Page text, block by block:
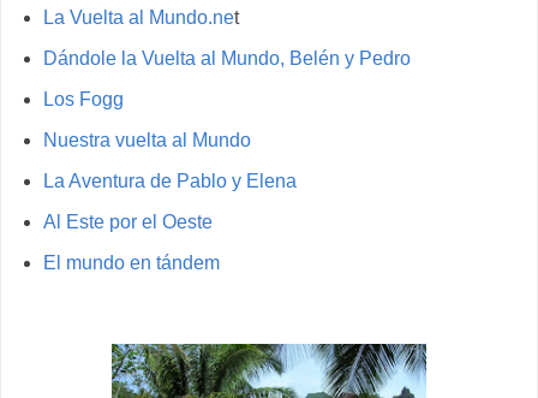
La Vuelta al Mundo.net
Dándole la Vuelta al Mundo, Belén y Pedro
Los Fogg
Nuestra vuelta al Mundo
La Aventura de Pablo y Elena
Al Este por el Oeste
El mundo en tándem